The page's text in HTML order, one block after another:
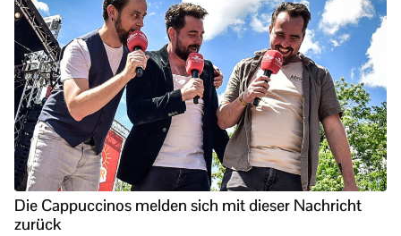
Die Cappuccinos melden sich mit dieser Nachricht
zurück